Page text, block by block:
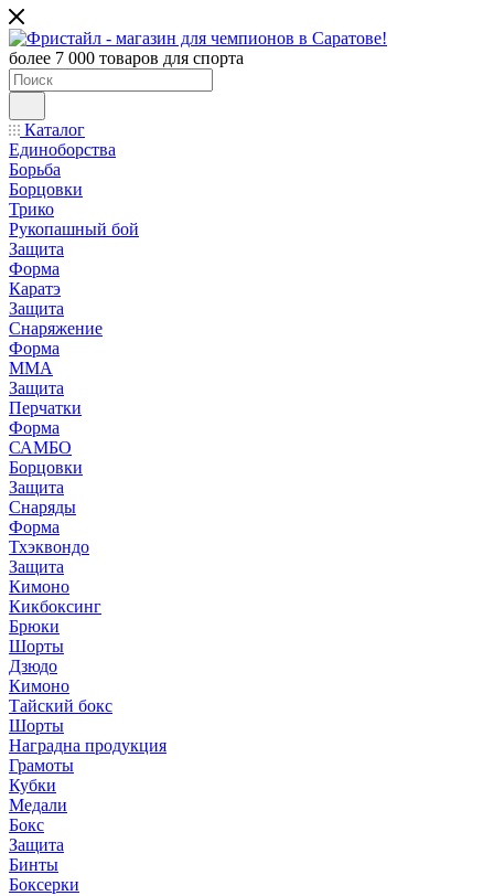
более 7 000 товаров для спорта
Каталог
Единоборства
Борьба
Борцовки
Трико
Рукопашный бой
Защита
Форма
Каратэ
Защита
Снаряжение
Форма
ММА
Защита
Перчатки
Форма
САМБО
Борцовки
Защита
Снаряды
Форма
Тхэквондо
Защита
Кимоно
Кикбоксинг
Брюки
Шорты
Дзюдо
Кимоно
Тайский бокс
Шорты
Наградна продукция
Грамоты
Кубки
Медали
Бокс
Защита
Бинты
Боксерки